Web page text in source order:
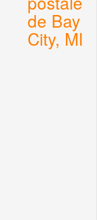
de Bay
City, MI